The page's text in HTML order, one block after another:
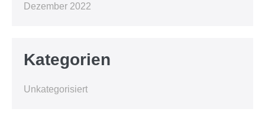
Dezember 2022
Kategorien
Unkategorisiert